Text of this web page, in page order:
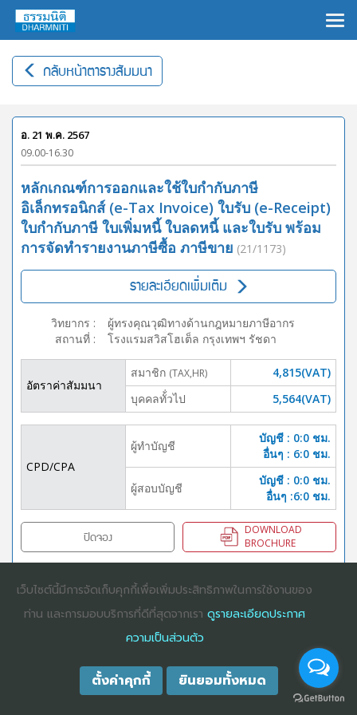
กลับหน้าตารางสัมมนา
อ. 21 พ.ค. 2567
09.00-16.30
หลักเกณฑ์การออกและใช้ใบกำกับภาษี
อิเล็กทรอนิกส์ (e-Tax Invoice) ใบรับ (e-Receipt)
ใบกำกับภาษี ใบเพิ่มหนี้ ใบลดหนี้ และใบรับ พร้อม
การจัดทำรายงานภาษีซื้อ ภาษีขาย (21/1173)
รายละเอียดเพิ่มเติม
วิทยากร :
ผู้ทรงคุณวุฒิทางด้านกฎหมายภาษีอากร
สถานที่ : โรงแรมสวิสโฮเต็ล กรุงเทพฯ รัชดา
อัตราค่าสัมมนา
สมาชิก (TAX,HR)
4,815(VAT)
บุคคลทั้่วไป
5,564(VAT)
CPD/CPA
ผู้ทำบัญชี
บัญชี : 0:0 ชม.
อื่นๆ : 6:0 ชม.
ผู้สอบบัญชี
บัญชี : 0:0 ชม.
อื่นๆ :6:0 ชม.
ปิดจอง
DOWNLOAD
BROCHURE
COPYRIGHT ©2025DHARMNITI SEMINAR AND TRAINING CO., LTD
เว็บไซต์นี้มีการจัดเก็บคุกกี้เพื่อเพิ่มประสิทธิภาพในการใช้งานของ
ท่าน และการมอบบริการที่ดีที่สุดจากเรา ดูรายละเอียดประกาศ
ความเป็นส่วนตัว
ตั้งค่าคุกกี้ ยินยอมทั้งหมด
×